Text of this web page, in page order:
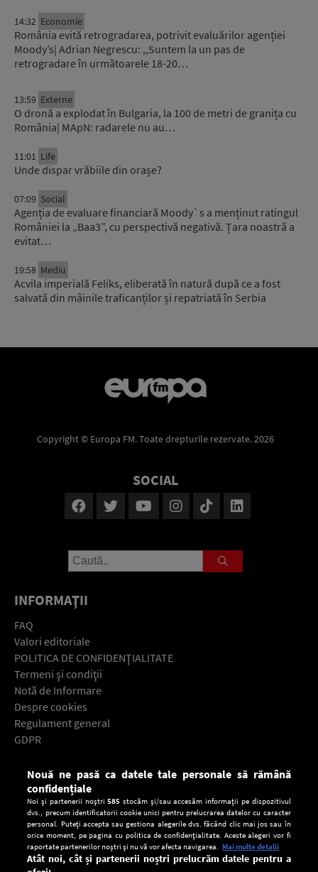
14:32 Economie
România evită retrogradarea, potrivit evaluărilor agenției
Moody’s| Adrian Negrescu: ,,Suntem la un pas de
retrogradare în următoarele 18-20…
13:59 Externe
O dronă a explodat în Bulgaria, la 100 de metri de granița cu
România| MApN: radarele nu au…
11:01 Life
Unde dispar vrăbiile din orașe?
07:09 Social
Agenția de evaluare financiară Moody`s a menținut ratingul
României la „Baa3”, cu perspectivă negativă. Țara noastră a
evitat…
19:58 Mediu
Acvila imperială Feliks, eliberată în natură după ce a fost
salvată din mâinile traficanților și repatriată în Serbia
Copyright © Europa FM. Toate drepturile rezervate. 2026
SOCIAL
INFORMAŢII
FAQ
Valori editoriale
POLITICA DE CONFIDENŢIALITATE
Termeni şi condiţii
Notă de Informare
Despre cookies
Regulament general
GDPR
Descarcă gratuit aplicaţia Europa FM pentru smartphone:
Nouă ne pasă ca datele tale personale să rămână
confidențiale
Noi și partenerii noștri585 stocăm și/sau accesăm informații pe dispozitivul
dvs., precum identificatorii cookie unici pentru prelucrarea datelor cu caracter
personal. Puteți accepta sau gestiona alegerile dvs. făcând clic mai jos sau în
orice moment, pe pagina cu politica de confidențialitate. Aceste alegeri vor fi
raportate partenerilor noștri și nu vă vor afecta navigarea. Mai multe detalii
Atât noi, cât și partenerii noștri prelucrăm datele pentru a